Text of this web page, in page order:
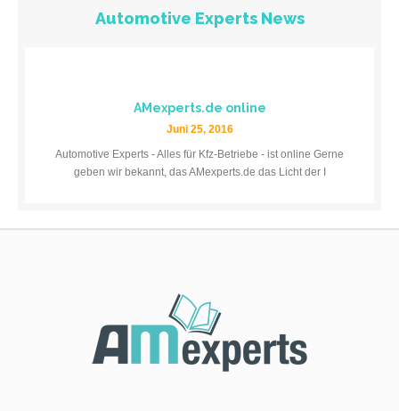
Automotive Experts News
AMexperts.de online
Juni 25, 2016
Automotive Experts - Alles für Kfz-Betriebe - ist online Gerne
geben wir bekannt, das AMexperts.de das Licht der I